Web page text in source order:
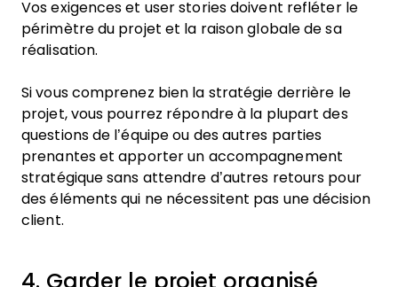
Vos exigences et user stories doivent refléter le
périmètre du projet et la raison globale de sa
réalisation.
Si vous comprenez bien la stratégie derrière le
projet, vous pourrez répondre à la plupart des
questions de l’équipe ou des autres parties
prenantes et apporter un accompagnement
stratégique sans attendre d’autres retours pour
des éléments qui ne nécessitent pas une décision
client.
4. Garder le projet organisé